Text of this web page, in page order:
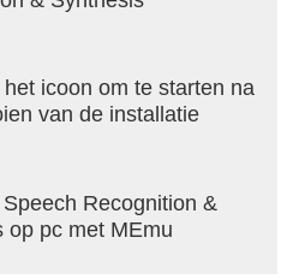
Synthesis from Google as
engine.
functionality
applications to read the
For example, it can be
Aloud” your favorite
translations aloud so
of a word
icoon om te starten na
van de installatie
Recognition &
op pc met MEmu